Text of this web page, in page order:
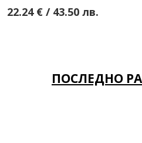
50.36 € / 98.50 лв.
ПОСЛЕДНО